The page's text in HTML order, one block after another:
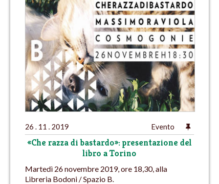
26 . 11 . 2019 Evento
«Che razza di bastardo»: presentazione del
libro a Torino
Martedì 26 novembre 2019, ore 18,30, alla
Libreria Bodoni / Spazio B.